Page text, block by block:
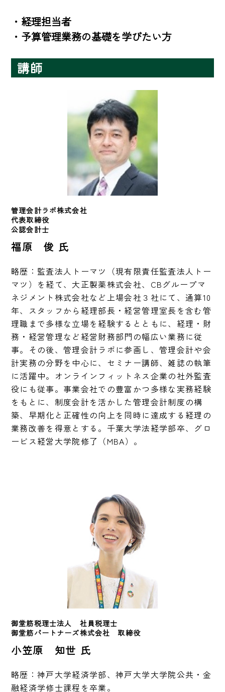
・経理担当者
・予算管理業務の基礎を学びたい方
講師
管理会計ラボ株式会社
代表取締役
公認会計士
福原 俊 氏
略歴：監査法人トーマツ（現有限責任監査法人トー
マツ）を経て、大正製薬株式会社、CBグループマ
ネジメント株式会社など上場会社３社にて、通算10
年、スタッフから経理部長・経営管理室長を含む管
理職まで多様な立場を経験するとともに、経理・財
務・経営管理など経営財務部門の幅広い業務に従
事。その後、管理会計ラボに参画し、管理会計や会
計実務の分野を中心に、セミナー講師、雑誌の執筆
に活躍中。オンラインフィットネス企業の社外監査
役にも従事。事業会社での豊富かつ多様な実務経験
をもとに、制度会計を活かした管理会計制度の構
築、早期化と正確性の向上を同時に達成する経理の
業務改善を得意とする。千葉大学法経学部卒、グロ
ービス経営大学院修了（MBA）。
御堂筋税理士法人　社員税理士
御堂筋パートナーズ株式会社　取締役
小笠原 知世 氏
略歴：神戸大学経済学部、神戸大学大学院公共・金
融経済学修士課程を卒業。